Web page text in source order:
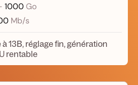
1000Go
Mb/s
13B, réglage fin, génération
rentable